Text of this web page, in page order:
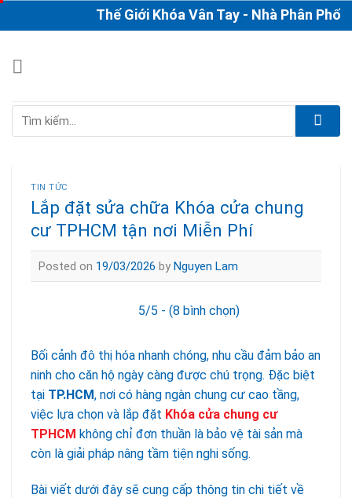
to
Thế Giới Khóa Vân Tay - Nhà Phân Phối &
Tìm
TIN TỨC
Lắp đặt sửa chữa Khóa cửa chung
cư TPHCM tận nơi Miễn Phí
Posted on 19/03/2026 by Nguyen Lam
5/5 - (8 bình chọn)
Bối cảnh đô thị hóa nhanh chóng, nhu cầu đảm bảo an
ninh cho căn hộ ngày càng được chú trọng. Đặc biệt
tại TP.HCM, nơi có hàng ngàn chung cư cao tầng,
việc lựa chọn và lắp đặt Khóa cửa chung cư
TPHCM không chỉ đơn thuần là bảo vệ tài sản mà
còn là giải pháp nâng tầm tiện nghi sống.
Bài viết dưới đây sẽ cung cấp thông tin chi tiết về